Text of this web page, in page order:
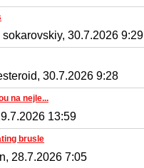
30.7.2026 9:29
30.7.2026 9:28
na nejle...
13:59
brusle
28.7.2026 7:05